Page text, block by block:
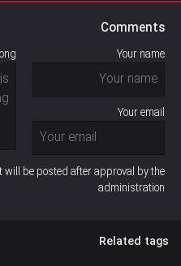
Comments
Your name
Your email
will be posted after approval by the
administration
Related tags